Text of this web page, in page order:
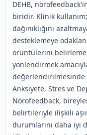
DEHB,
biridir. Klinik
dağınıklığını
desteklemeye
örüntülerini
yönlendirmek
değerlendirilmesinde
Anksiyete, Stres ve
Nörofeedback,
belirtileriyle ilişkili
durumlarını daha iyi